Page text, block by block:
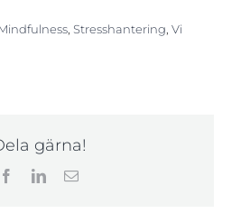
, Stresshantering, Vi
gärna!
FacebookLinkedIn
E-